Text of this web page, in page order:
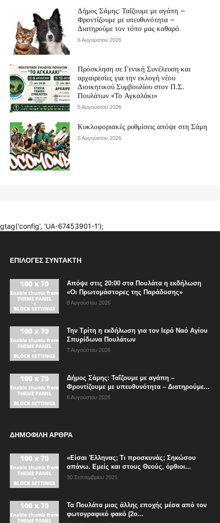
ΕΠΙΛΟΓΈΣ ΣΥΝΤΆΚΤΗ
Απόψε στις 20:00 στα Πουλάτα η εκδήλωση
«Οι Πρωτομάστορες της Παράδοσης»
8 Αυγούστου 2026
Την Τρίτη η εκδήλωση για τον Ιερό Ναό Αγίου
Σπυρίδωνα Πουλάτων
7 Αυγούστου 2026
Δήμος Σάμης: Ταΐζουμε με αγάπη –
Φροντίζουμε με υπευθυνότητα – Διατηρούμε...
6 Αυγούστου 2026
ΔΗΜΟΦΙΛΗ ΑΡΘΡΑ
«Είσαι Έλληνας; Τι προσκυνάς; Σηκώσου
απάνω. Εμείς και στους Θεούς, όρθιοι...
30 Σεπτεμβρίου 2021
Τα Πουλάτα μιας άλλης εποχής μέσα από τον
φωτογραφικό φακό (2ο...